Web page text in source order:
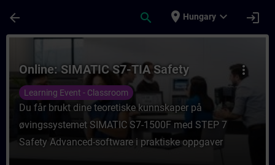
arrow_back search place Hungary expand_more login
Tanfolyam - Online: SIMATIC S7-TIA
more_vert
Online: SIMATIC S7-TIA Safety
Learning Event - Classroom
Du får brukt dine teoretiske kunnskaper på
øvingssystemet SIMATIC S7-1500F med STEP 7
Safety Advanced-software i praktiske oppgaver